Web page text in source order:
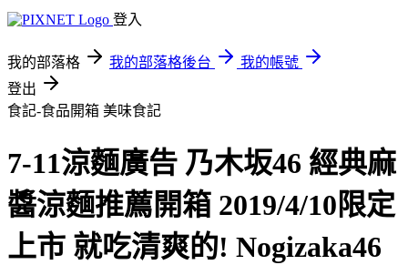
登入
我的部落格 我的部落格後台
我的帳號
登出
食記-食品開箱 美味食記
7-11涼麵廣告 乃木坂46 經典麻
醬涼麵推薦開箱 2019/4/10限定
上市 就吃清爽的! Nogizaka46